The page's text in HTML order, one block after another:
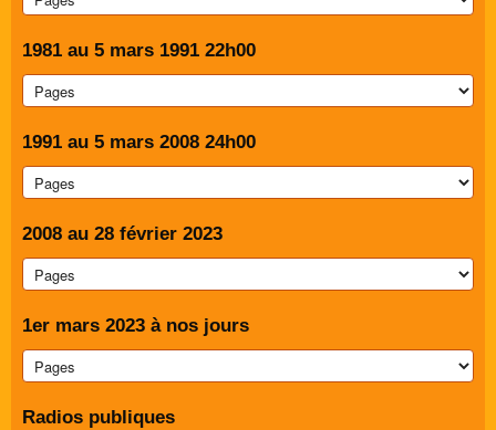
1981 au 5 mars 1991 22h00
1991 au 5 mars 2008 24h00
2008 au 28 février 2023
1er mars 2023 à nos jours
Radios publiques